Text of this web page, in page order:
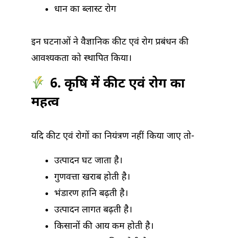
धान का ब्लास्ट रोग
इन घटनाओं ने वैज्ञानिक कीट एवं रोग प्रबंधन की
आवश्यकता को स्थापित किया।
6. कृषि में कीट एवं रोग का
महत्व
यदि कीट एवं रोगों का नियंत्रण नहीं किया जाए तो-
उत्पादन घट जाता है।
गुणवत्ता खराब होती है।
भंडारण हानि बढ़ती है।
उत्पादन लागत बढ़ती है।
किसानों की आय कम होती है।